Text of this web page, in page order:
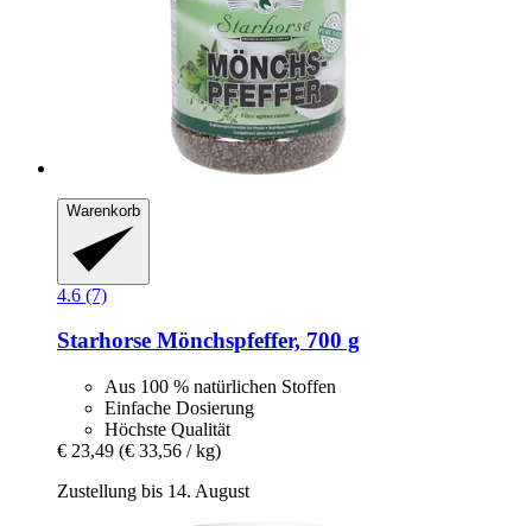
Warenkorb
4.6 (7)
Starhorse Mönchspfeffer, 700 g
Aus 100 % natürlichen Stoffen
Einfache Dosierung
Höchste Qualität
€ 23,49 (€ 33,56 / kg)
Zustellung bis 14. August